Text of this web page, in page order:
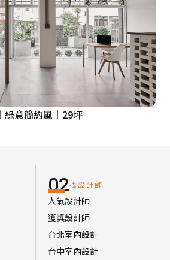
綠意簡約風丨29坪
02找設計師
人氣設計師
獲獎設計師
台北室內設計
台中室內設計